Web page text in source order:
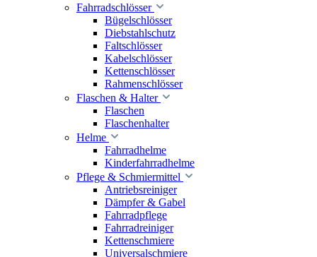
Fahrradschlösser
Bügelschlösser
Diebstahlschutz
Faltschlösser
Kabelschlösser
Kettenschlösser
Rahmenschlösser
Flaschen & Halter
Flaschen
Flaschenhalter
Helme
Fahrradhelme
Kinderfahrradhelme
Pflege & Schmiermittel
Antriebsreiniger
Dämpfer & Gabel
Fahrradpflege
Fahrradreiniger
Kettenschmiere
Universalschmiere